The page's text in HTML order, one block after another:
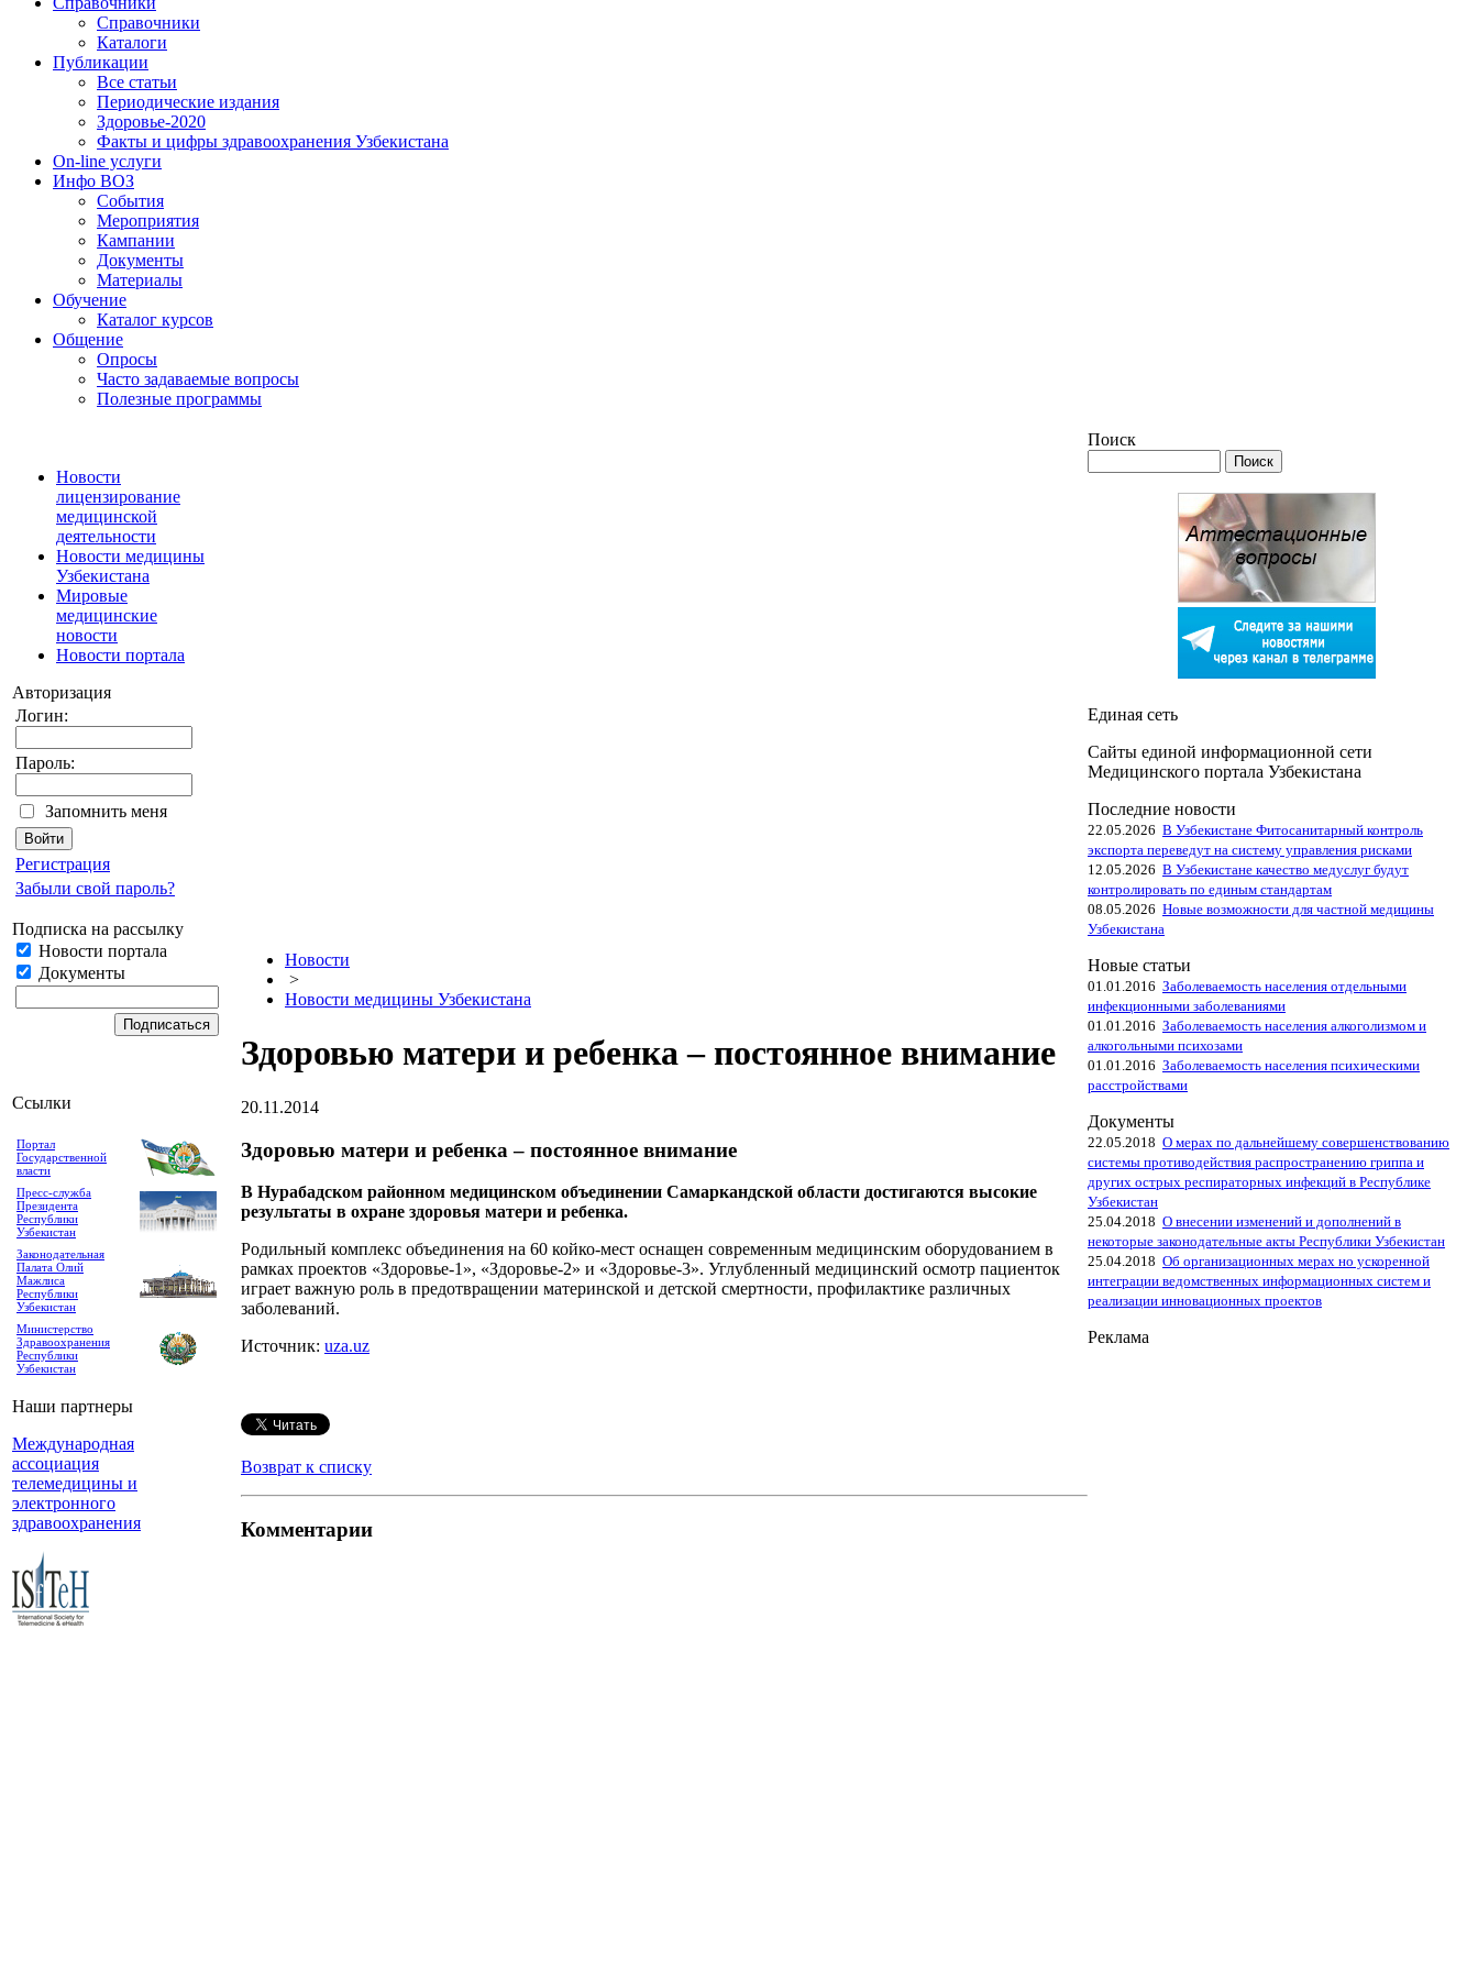
Справочники
Каталоги
Публикации
Все статьи
Периодические издания
Здоровье-2020
Факты и цифры здравоохранения Узбекистана
On-line услуги
Инфо ВОЗ
События
Мероприятия
Кампании
Документы
Материалы
Обучение
Каталог курсов
Общение
Опросы
Часто задаваемые вопросы
Полезные программы
Новости
лицензирование
медицинской
деятельности
Новости медицины
Узбекистана
Мировые
медицинские
новости
Новости портала
Авторизация
Логин:
Пароль:
Запомнить меня
Регистрация
Забыли свой пароль?
Подписка на рассылку
Новости портала
Документы
Ссылки
Портал
Государственной
власти
Пресс-служба
Президента
Республики
Узбекистан
Законодательная
Палата Олий
Мажлиса
Республики
Узбекистан
Министерство
Здравоохранения
Республики
Узбекистан
Наши партнеры
Международная
ассоциация
телемедицины и
электронного
здравоохранения
Новости
>
Новости медицины Узбекистана
Здоровью матери и ребенка – постоянное внимание
20.11.2014
Здоровью матери и ребенка – постоянное внимание
В Нурабадском районном медицинском объединении Самаркандской области достигаются высокие
результаты в охране здоровья матери и ребенка.
Родильный комплекс объединения на 60 койко-мест оснащен современным медицинским оборудованием в
рамках проектов «Здоровье-1», «Здоровье-2» и «Здоровье-3». Углубленный медицинский осмотр пациенток
играет важную роль в предотвращении материнской и детской смертности, профилактике различных
заболеваний.
Источник: uza.uz
Возврат к списку
Комментарии
Поиск
Единая сеть
Сайты единой информационной сети
Медицинского портала Узбекистана
Последние новости
22.05.2026 В Узбекистане Фитосанитарный контроль
экспорта переведут на систему управления рисками
12.05.2026 В Узбекистане качество медуслуг будут
контролировать по единым стандартам
08.05.2026 Новые возможности для частной медицины
Узбекистана
Новые статьи
01.01.2016 Заболеваемость населения отдельными
инфекционными заболеваниями
01.01.2016 Заболеваемость населения алкоголизмом и
алкогольными психозами
01.01.2016 Заболеваемость населения психическими
расстройствами
Документы
22.05.2018 О мерах по дальнейшему совершенствованию
системы противодействия распространению гриппа и
других острых респираторных инфекций в Республике
Узбекистан
25.04.2018 О внесении изменений и дополнений в
некоторые законодательные акты Республики Узбекистан
25.04.2018 Об организационных мерах но ускоренной
интеграции ведомственных информационных систем и
реализации инновационных проектов
Реклама